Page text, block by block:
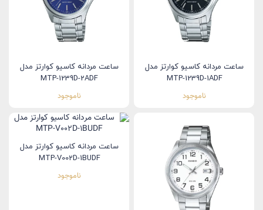
ساعت مردانه کاسیو کوارتز مدل
MTP-1239D-1ADF
ناموجود
ساعت مردانه کاسیو کوارتز مدل
MTP-1239D-2ADF
ناموجود
ساعت مردانه کاسیو کوارتز مدل
MTP-V002D-1BUDF
ناموجود